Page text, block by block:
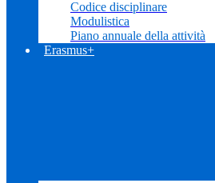
Codice disciplinare
Modulistica
Piano annuale della attività
Erasmus+